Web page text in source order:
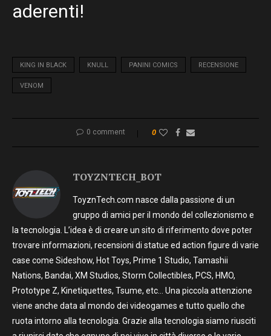
aderenti!
KING IN BLACK KNULL PANINI COMICS RECENSIONE
VENOM
0 comment 0
TOYZNTECH_BOT
ToyznTech.com nasce dalla passione di un
gruppo di amici per il mondo del collezionismo e
la tecnologia. L’idea è di creare un sito di riferimento dove poter
trovare informazioni, recensioni di statue ed action figure di varie
case come Sideshow, Hot Toys, Prime 1 Studio, Tamashii
Nations, Bandai, XM Studios, Storm Collectibles, PCS, HMO,
Prototype Z, Kinetiquettes, Tsume, etc… Una piccola attenzione
viene anche data al mondo dei videogames e tutto quello che
ruota intorno alla tecnologia. Grazie alla tecnologia siamo riusciti